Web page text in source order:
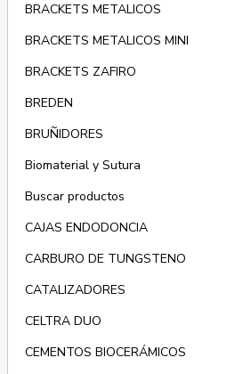
BRACKETS METALICOS
BRACKETS METALICOS MINI
BRACKETS ZAFIRO
BREDEN
BRUÑIDORES
Biomaterial y Sutura
Buscar productos
CAJAS ENDODONCIA
CARBURO DE TUNGSTENO
CATALIZADORES
CELTRA DUO
CEMENTOS BIOCERÁMICOS